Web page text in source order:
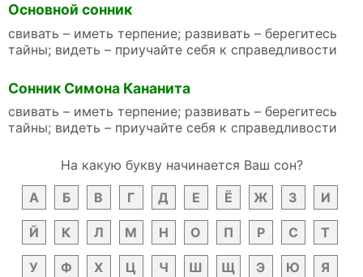
Основной сонник
свивать – иметь терпение; развивать – берегитесь
тайны; видеть – приучайте себя к справедливости
Сонник Симона Кананита
свивать – иметь терпение; развивать – берегитесь
тайны; видеть – приучайте себя к справедливости
На какую букву начинается Ваш сон?
А
Б В Г Д Е Ё Ж З И
Й К Л М Н О П Р С Т
У Ф Х Ц Ч Ш Щ Э Ю Я